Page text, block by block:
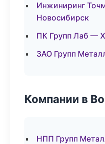
Инжиниринг
Новосибирск
ПК Групп Лаб —
ЗАО Групп
Компании в
НПП Групп